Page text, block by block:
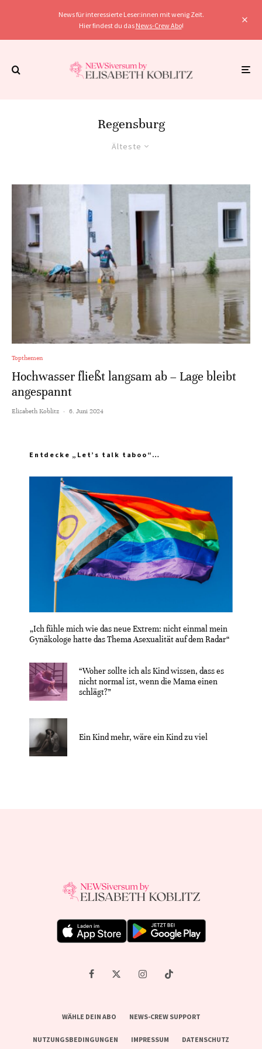
News für interessierte Leser:innen mit wenig Zeit.
Hier findest du das News-Crew Abo!
Regensburg
Älteste
Topthemen
Hochwasser fließt langsam ab – Lage bleibt
angespannt
Elisabeth Koblitz · 6. Juni 2024
Entdecke „Let’s talk taboo“…
„Ich fühle mich wie das neue Extrem: nicht einmal mein
Gynäkologe hatte das Thema Asexualität auf dem Radar“
“Woher sollte ich als Kind wissen, dass es
nicht normal ist, wenn die Mama einen
schlägt?”
Ein Kind mehr, wäre ein Kind zu viel
WÄHLE DEIN ABO NEWS-CREW SUPPORT
NUTZUNGSBEDINGUNGEN IMPRESSUM DATENSCHUTZ